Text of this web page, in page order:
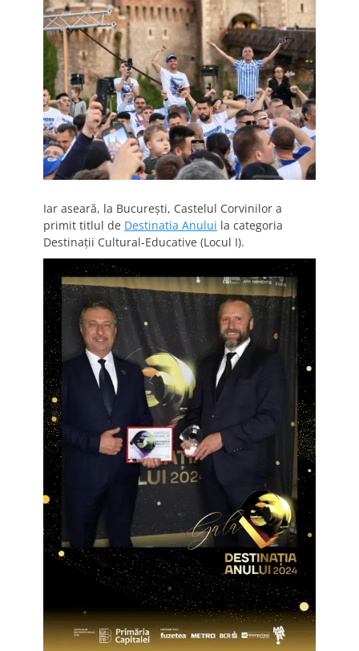
Iar aseară, la București, Castelul Corvinilor a
primit titlul de Destinatia Anului la categoria
Destinații Cultural-Educative (Locul I).